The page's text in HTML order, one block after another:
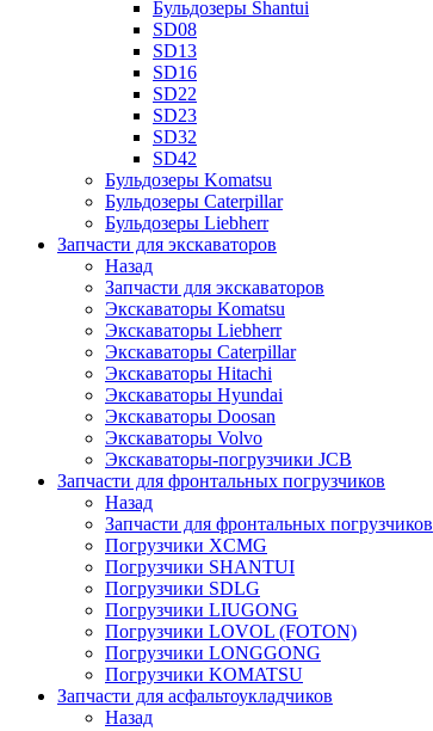
Бульдозеры Shantui
SD08
SD13
SD16
SD22
SD23
SD32
SD42
Бульдозеры Komatsu
Бульдозеры Caterpillar
Бульдозеры Liebherr
Запчасти для экскаваторов
Назад
Запчасти для экскаваторов
Экскаваторы Komatsu
Экскаваторы Liebherr
Экскаваторы Caterpillar
Экскаваторы Hitachi
Экскаваторы Hyundai
Экскаваторы Doosan
Экскаваторы Volvo
Экскаваторы-погрузчики JCB
Запчасти для фронтальных погрузчиков
Назад
Запчасти для фронтальных погрузчиков
Погрузчики XCMG
Погрузчики SHANTUI
Погрузчики SDLG
Погрузчики LIUGONG
Погрузчики LOVOL (FOTON)
Погрузчики LONGGONG
Погрузчики KOMATSU
Запчасти для асфальтоукладчиков
Назад